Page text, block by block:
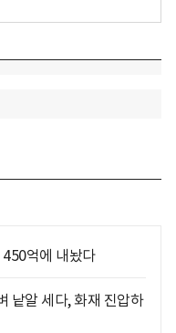
억에 내놨다
낱알 세다, 화재 진압하